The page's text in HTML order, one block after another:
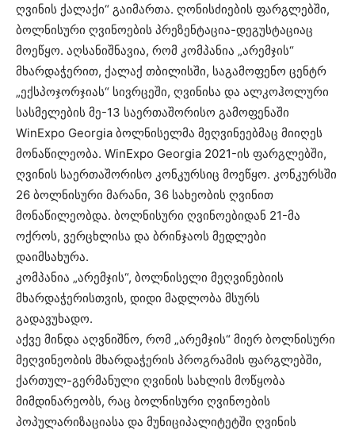
ღვინის ქალაქი“ გაიმართა. ღონისძიების ფარგლებში,
ბოლნისური ღვინოების პრეზენტაცია-დეგუსტაციაც
მოეწყო. აღსანიშნავია, რომ კომპანია „არემჯის“
მხარდაჭერით, ქალაქ თბილისში, საგამოფენო ცენტრ
„ექსპოჯორჯიას“ სივრცეში, ღვინისა და ალკოჰოლური
სასმელების მე-13 საერთაშორისო გამოფენაში
WinExpo Georgia ბოლნისელმა მეღვინეებმაც მიიღეს
მონაწილეობა. WinExpo Georgia 2021-ის ფარგლებში,
ღვინის საერთაშორისო კონკურსიც მოეწყო. კონკურსში
26 ბოლნისური მარანი, 36 სახეობის ღვინით
მონაწილეობდა. ბოლნისური ღვინოებიდან 21-მა
ოქროს, ვერცხლისა და ბრინჯაოს მედლები
დაიმსახურა.
კომპანია „არემჯის“, ბოლნისელი მეღვინებიის
მხარდაჭერისთვის, დიდი მადლობა მსურს
გადავუხადო.
აქვე მინდა აღვნიშნო, რომ „არემჯის“ მიერ ბოლნისური
მეღვინეობის მხარდაჭერის პროგრამის ფარგლებში,
ქართულ-გერმანული ღვინის სახლის მოწყობა
მიმდინარეობს, რაც ბოლნისური ღვინოების
პოპულარიზაციასა და მუნიციპალიტეტში ღვინის